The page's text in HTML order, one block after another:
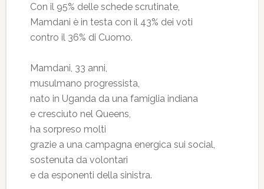
Con il 95% delle schede scrutinate,
Mamdani è in testa con il 43% dei voti
contro il 36% di Cuomo.
Mamdani, 33 anni,
musulmano progressista,
nato in Uganda da una famiglia indiana
e cresciuto nel Queens,
ha sorpreso molti
grazie a una campagna energica sui social,
sostenuta da volontari
e da esponenti della sinistra.